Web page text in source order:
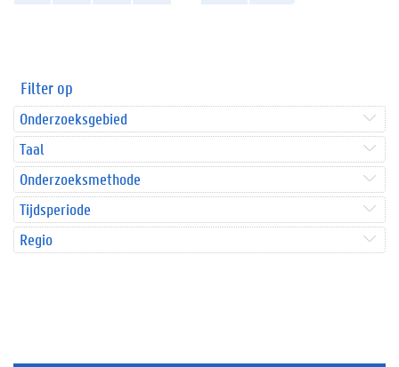
Filter op
Onderzoeksgebied
Taal
Onderzoeksmethode
Tijdsperiode
Regio